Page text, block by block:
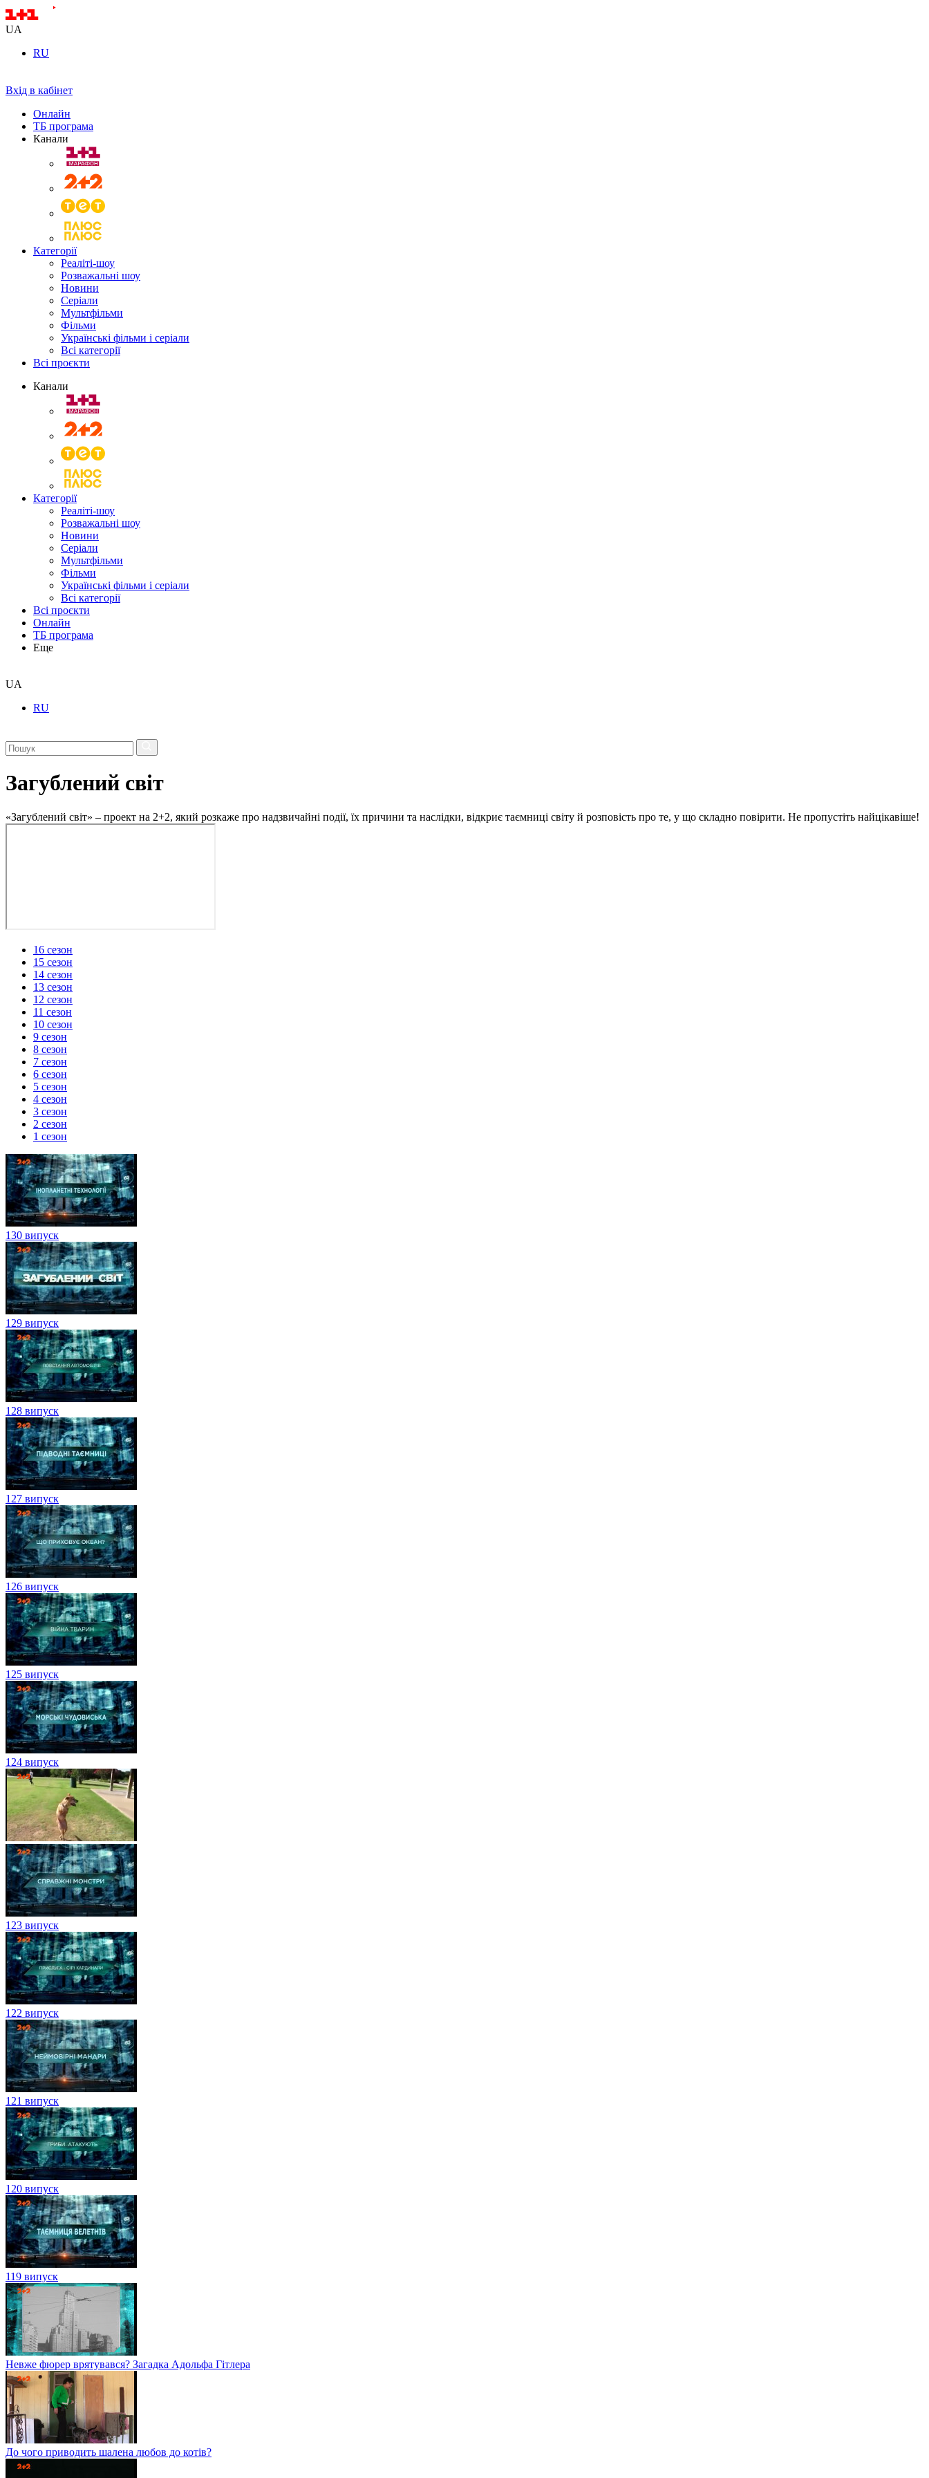
UA
RU
Вхід в кабінет
Онлайн
ТБ програма
Канали
Категорії
Реаліті-шоу
Розважальні шоу
Новини
Серіали
Мультфільми
Фільми
Українські фільми і серіали
Всі категорії
Всі проєкти
Канали
Категорії
Реаліті-шоу
Розважальні шоу
Новини
Серіали
Мультфільми
Фільми
Українські фільми і серіали
Всі категорії
Всі проєкти
Онлайн
ТБ програма
Еще
UA
RU
Загублений світ
«Загублений світ» – проект на 2+2, який розкаже про надзвичайні події, їх причини та наслідки, відкриє таємниці світу й розповість про те, у що складно повірити. Не пропустіть найцікавіше!
16 сезон
15 сезон
14 сезон
13 сезон
12 сезон
11 сезон
10 сезон
9 сезон
8 сезон
7 сезон
6 сезон
5 сезон
4 сезон
3 сезон
2 сезон
1 сезон
130 випуск
129 випуск
128 випуск
127 випуск
126 випуск
125 випуск
124 випуск
123 випуск
122 випуск
121 випуск
120 випуск
119 випуск
Невже фюрер врятувався? Загадка Адольфа Гітлера
До чого приводить шалена любов до котів?